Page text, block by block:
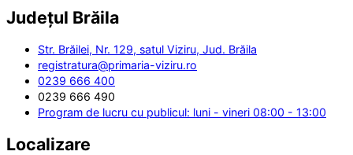
Județul Brăila
Str. Brăilei, Nr. 129, satul Viziru, Jud. Brăila
registratura@primaria-viziru.ro
0239 666 400
0239 666 490
Program de lucru cu publicul: luni - vineri 08:00 - 13:00
Localizare